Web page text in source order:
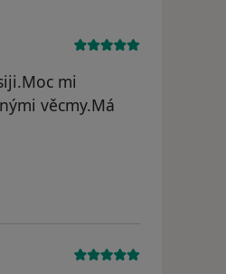
mi
věcmy.Má